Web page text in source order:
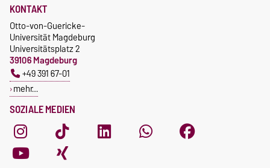
SOZIALE MEDIEN
KONTAKT
Otto-von-Guericke-
Universität Magdeburg
Universitätsplatz 2
39106 Magdeburg
+49 391 67-01
mehr…